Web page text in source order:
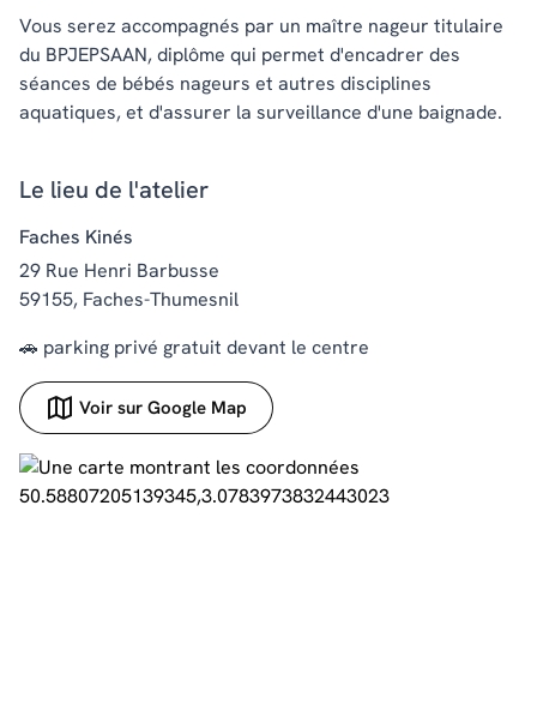
Vous serez accompagnés par un maître nageur titulaire
du BPJEPSAAN, diplôme qui permet d'encadrer des
séances de bébés nageurs et autres disciplines
aquatiques, et d'assurer la surveillance d'une baignade.
Le lieu de l'atelier
Faches Kinés
29 Rue Henri Barbusse
59155, Faches-Thumesnil
🚗 parking privé gratuit devant le centre
Voir sur Google Map